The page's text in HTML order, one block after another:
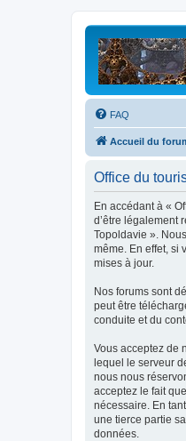
FAQ
Accueil du
Office du
En accédant à «
d’être légalement
Topoldavie ».
même. En effet, si
mises à jour.
Nos forums sont
peut être
conduite et du
Vous acceptez de
lequel le serveur
nous nous
acceptez le fait
nécessaire. En
une tierce partie
données.